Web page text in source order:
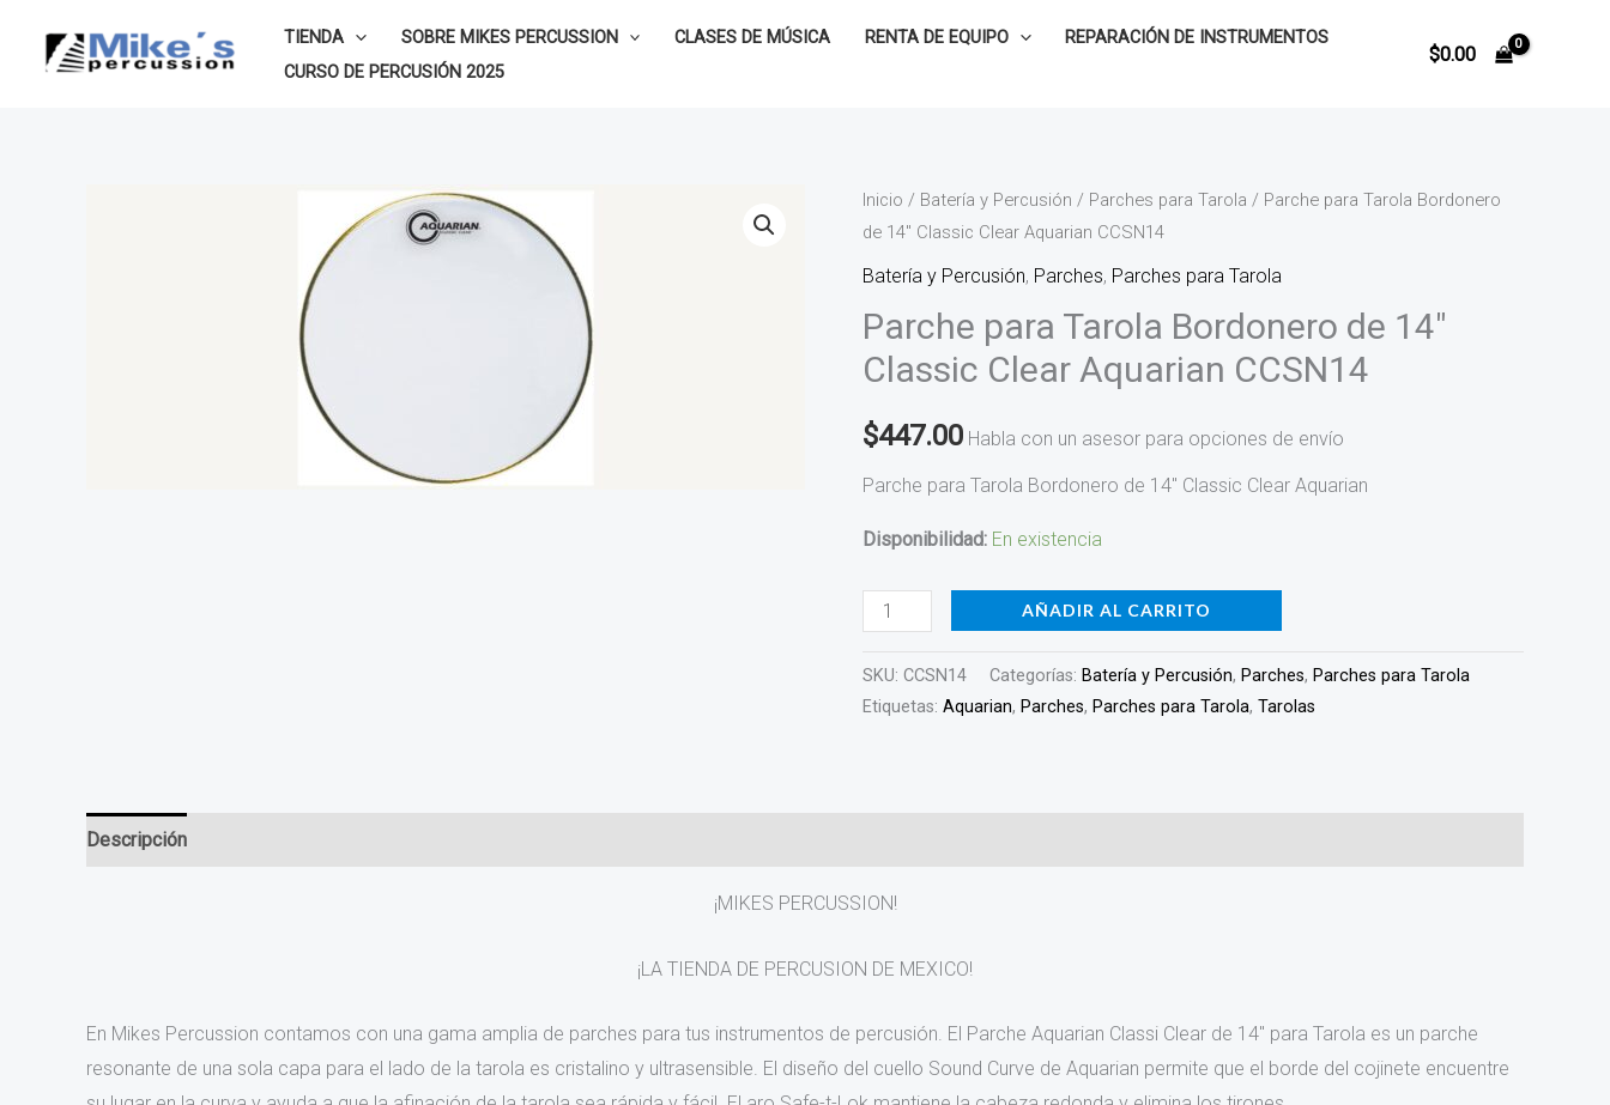
TIENDA SOBRE MIKES PERCUSSION CLASES DE MÚSICA RENTA DE EQUIPO
REPARACIÓN DE INSTRUMENTOS
CURSO DE PERCUSIÓN 2025
$0.00
Inicio / Batería y Percusión / Parches para Tarola / Parche para Tarola Bordonero
de 14″ Classic Clear Aquarian CCSN14
Batería y Percusión, Parches, Parches para Tarola
Parche para Tarola Bordonero de 14″
Classic Clear Aquarian CCSN14
$447.00 Habla con un asesor para opciones de envío
Parche para Tarola Bordonero de 14″ Classic Clear Aquarian
Disponibilidad: En existencia
Parche
para
Tarola
de
14"
Clear
Aquarian
cantidad
AÑADIR AL CARRITO
SKU: CCSN14 Categorías: Batería y Percusión, Parches, Parches para Tarola
Etiquetas: Aquarian, Parches, Parches para Tarola, Tarolas
Descripción
¡MIKES PERCUSSION!
¡LA TIENDA DE PERCUSION DE MEXICO!
En Mikes Percussion contamos con una gama amplia de parches para tus instrumentos de percusión. El Parche Aquarian Classi Clear de 14″ para Tarola es un parche
resonante de una sola capa para el lado de la tarola es cristalino y ultrasensible. El diseño del cuello Sound Curve de Aquarian permite que el borde del cojinete encuentre